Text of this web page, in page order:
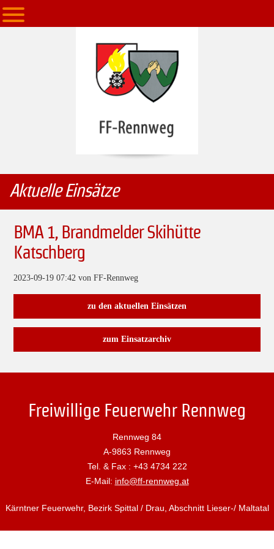
Aktuelle Einsätze
BMA 1, Brandmelder Skihütte
Katschberg
2023-09-19 07:42 von FF-Rennweg
zu den aktuellen Einsätzen
zum Einsatzarchiv
Freiwillige Feuerwehr Rennweg
Rennweg 84
A-9863 Rennweg
Tel. & Fax : +43 4734 222
E-Mail: info@ff-rennweg.at
Kärntner Feuerwehr, Bezirk Spittal / Drau, Abschnitt Lieser-/ Maltatal